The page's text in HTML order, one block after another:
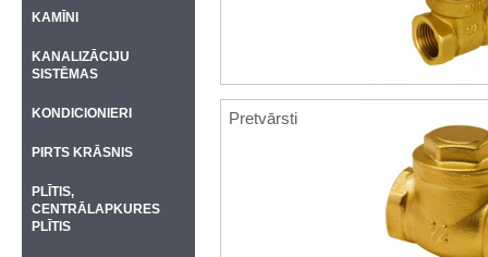
Pretvārsti
KAMĪNI
KANALIZĀCIJU
SISTĒMAS
KONDICIONIERI
PIRTS KRĀSNIS
PLĪTIS,
CENTRĀLAPKURES
PLĪTIS